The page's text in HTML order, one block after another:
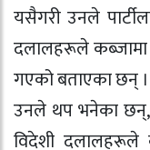
यसैगरी उनले
दलालहरूले
गएको बताएका छन् ।
उनले थप भनेका छन्,
विदेशी दलालहरूले